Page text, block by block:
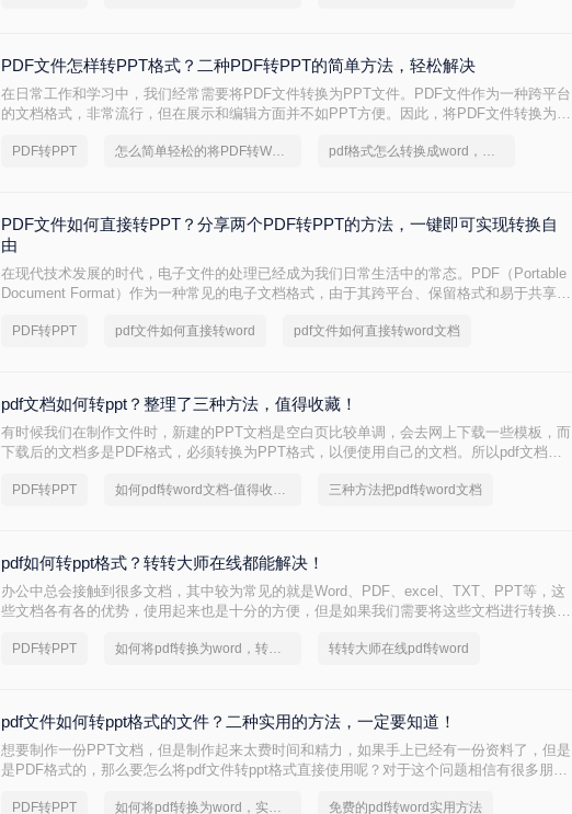
PDF文件怎样转PPT格式？二种PDF转PPT的简单方法，轻松解决
在日常工作和学习中，我们经常需要将PDF文件转换为PPT文件。PDF文件作为一种跨平台
的文档格式，非常流行，但在展示和编辑方面并不如PPT方便。因此，将PDF文件转换为
样转PPT格式。
PDF转PPT 怎么简单轻松的将PDF转Word pdf格式怎么转换成word，一招轻松解决
PDF文件如何直接转PPT？分享两个PDF转PPT的方法，一键即可实现转换自
由
在现代技术发展的时代，电子文件的处理已经成为我们日常生活中的常态。PDF（Portable
Document Format）作为一种常见的电子文档格式，由于其跨平台、保留格式和易于共享的
PPT（Microsoft PowerPoint）格式，以便更好地编辑、演示或共享。在本篇文章中，我们
PDF转PPT pdf文件如何直接转word pdf文件如何直接转word文档
pdf文档如何转ppt？整理了三种方法，值得收藏！
有时候我们在制作文件时，新建的PPT文档是空白页比较单调，会去网上下载一些模板，而
下载后的文档多是PDF格式，必须转换为PPT格式，以便使用自己的文档。所以pdf文档如
PDF转PPT 如何pdf转word文档-值得收藏的教程 三种方法把pdf转word文档
pdf如何转ppt格式？转转大师在线都能解决！
办公中总会接触到很多文档，其中较为常见的就是Word、PDF、excel、TXT、PPT等，这
些文档各有各的优势，使用起来也是十分的方便，但是如果我们需要将这些文档进行转换，
行互换的，如果你还不知道，那么看完这篇pdf如何转ppt格式文章你就学到了，一起来了解
PDF转PPT 如何将pdf转换为word，转转大师帮你解决 转转大师在线pdf转word
pdf文件如何转ppt格式的文件？二种实用的方法，一定要知道！
想要制作一份PPT文档，但是制作起来太费时间和精力，如果手上已经有一份资料了，但是
是PDF格式的，那么要怎么将pdf文件转ppt格式直接使用呢？对于这个问题相信有很多朋友
PDF转PPT 如何将pdf转换为word，实用的方法来了 免费的pdf转word实用方法